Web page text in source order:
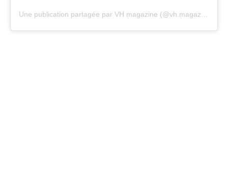
Une publication partagée par VH magazine (@vh.magazine)